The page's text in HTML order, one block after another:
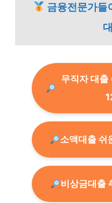
금융전문가들
무직자 대
소액대출 쉬
비상금대출